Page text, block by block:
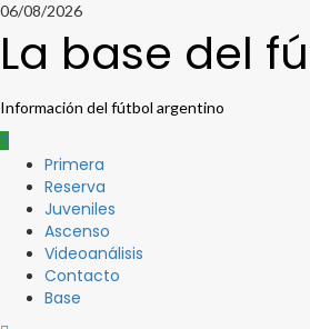
Saltar
contenido
06/08/2026
La base del
Información del fútbol argentino
Menú
principal
Primera
Reserva
Juveniles
Ascenso
Videoanálisis
Contacto
Base